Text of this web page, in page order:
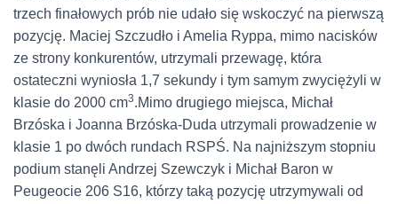
trzech finałowych prób nie udało się wskoczyć na pierwszą
pozycję. Maciej Szczudło i Amelia Ryppa, mimo nacisków
ze strony konkurentów, utrzymali przewagę, która
ostateczni wyniosła 1,7 sekundy i tym samym zwyciężyli w
klasie do 2000 cm3.Mimo drugiego miejsca, Michał
Brzóska i Joanna Brzóska-Duda utrzymali prowadzenie w
klasie 1 po dwóch rundach RSPŚ. Na najniższym stopniu
podium stanęli Andrzej Szewczyk i Michał Baron w
Peugeocie 206 S16, którzy taką pozycję utrzymywali od